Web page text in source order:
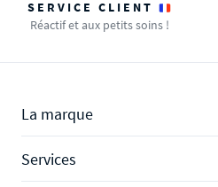
SERVICE CLIENT
Réactif et aux petits soins !
La marque
Services